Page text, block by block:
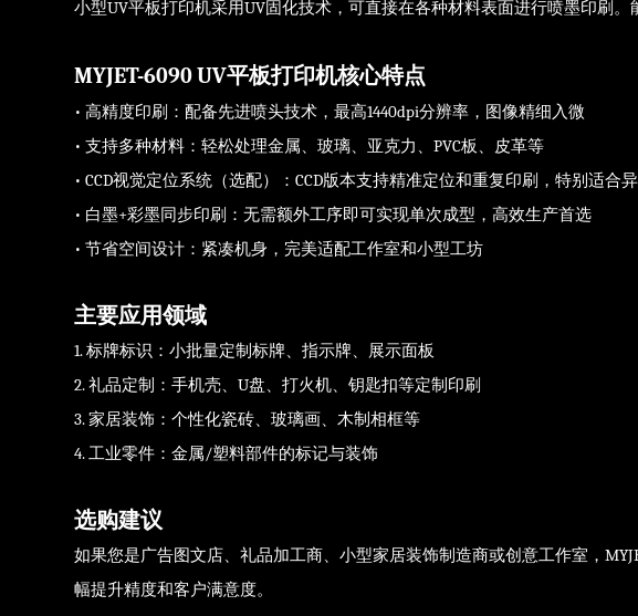
小型UV平板打印机采用UV固化技术，可直接在各种材料表面进行喷墨印刷
MYJET-6090 UV平板打印机核心特点
• 高精度印刷：配备先进喷头技术，最高1440dpi分辨率，图像精细入微
• 支持多种材料：轻松处理金属、玻璃、亚克力、PVC板、皮革等
• CCD视觉定位系统（选配）：CCD版本支持精准定位和重复印刷，特别适合
• 白墨+彩墨同步印刷：无需额外工序即可实现单次成型，高效生产首选
• 节省空间设计：紧凑机身，完美适配工作室和小型工坊
主要应用领域
1. 标牌标识：小批量定制标牌、指示牌、展示面板
2. 礼品定制：手机壳、U盘、打火机、钥匙扣等定制印刷
3. 家居装饰：个性化瓷砖、玻璃画、木制相框等
4. 工业零件：金属/塑料部件的标记与装饰
选购建议
如果您是广告图文店、礼品加工商、小型家居装饰制造商或创意工作室，
幅提升精度和客户满意度。